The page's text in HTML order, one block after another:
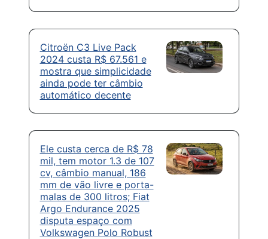
Citroën C3 Live Pack
2024 custa R$ 67.561 e
mostra que simplicidade
ainda pode ter câmbio
automático decente
Ele custa cerca de R$ 78
mil, tem motor 1.3 de 107
cv, câmbio manual, 186
mm de vão livre e porta-
malas de 300 litros; Fiat
Argo Endurance 2025
disputa espaço com
Volkswagen Polo Robust